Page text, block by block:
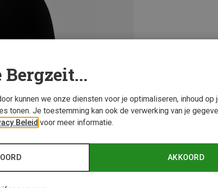
Bergzeit...
kunnen we onze diensten voor je optimaliseren, inhoud op
tonen. Je toestemming kan ook de verwerking van je
Beleid voor meer informatie.
AKKOORD